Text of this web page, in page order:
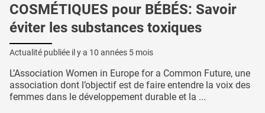
COSMÉTIQUES pour BÉBÉS: Savoir
éviter les substances toxiques
Actualité publiée il y a 10 années 5 mois
L’Association Women in Europe for a Common Future, une
association dont l’objectif est de faire entendre la voix des
femmes dans le développement durable et la ...